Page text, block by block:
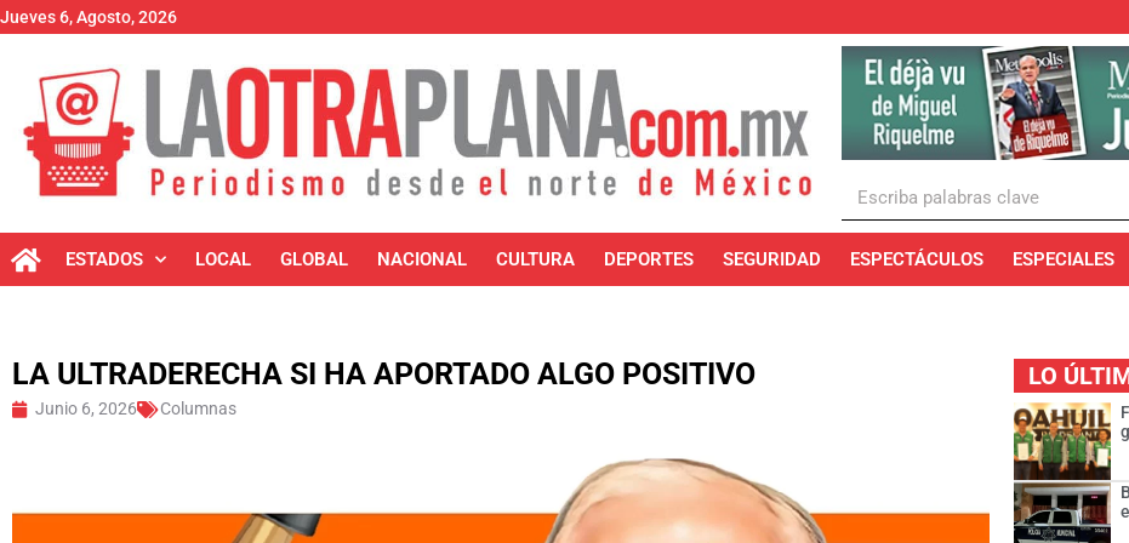
Jueves 6, Agosto, 2026
ESTADOS LOCAL GLOBAL NACIONAL CULTURA DEPORTES SEGURIDAD ESPECTÁCULOS ESPECIALES
LA ULTRADERECHA SI HA APORTADO ALGO POSITIVO
Junio 6, 2026 Columnas
LO